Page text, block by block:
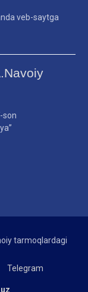
veb-saytga
son
tarmoqlardagi
Telegram